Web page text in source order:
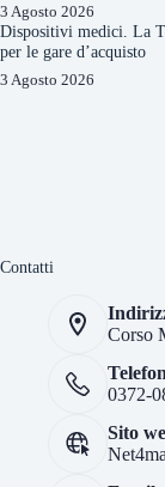
3 Agosto 2026
Dispositivi medici. La
per le gare d’acquisto
3 Agosto 2026
Contatti
Corso
0372-
Sito